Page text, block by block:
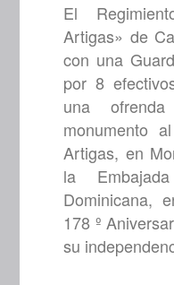
El
Artigas» de
con una
por 8
una
monumento
Artigas, en
la
Dominicana,
178 º
su